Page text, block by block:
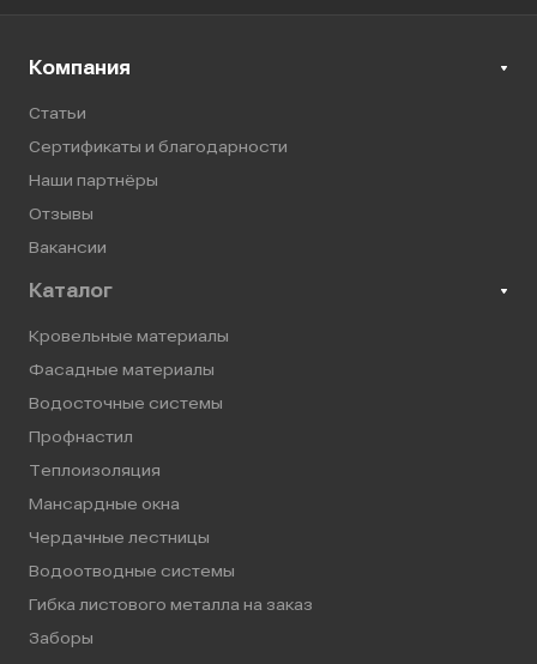
Компания
Статьи
Сертификаты и благодарности
Наши партнёры
Отзывы
Вакансии
Каталог
Кровельные материалы
Фасадные материалы
Водосточные системы
Профнастил
Теплоизоляция
Мансардные окна
Чердачные лестницы
Водоотводные системы
Гибка листового металла на заказ
Заборы